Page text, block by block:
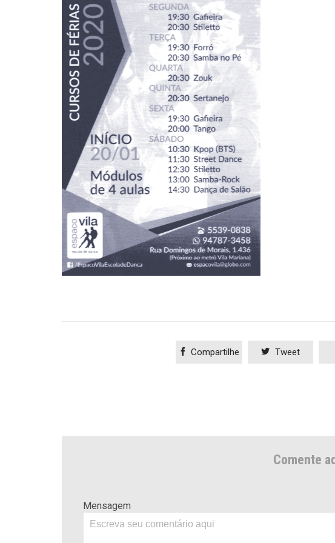
 Compartilhe  Tweet
Comente
Mensagem